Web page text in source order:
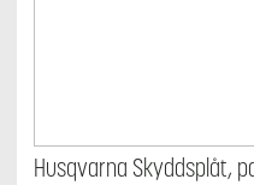
Husqvarna Skyddsplåt,